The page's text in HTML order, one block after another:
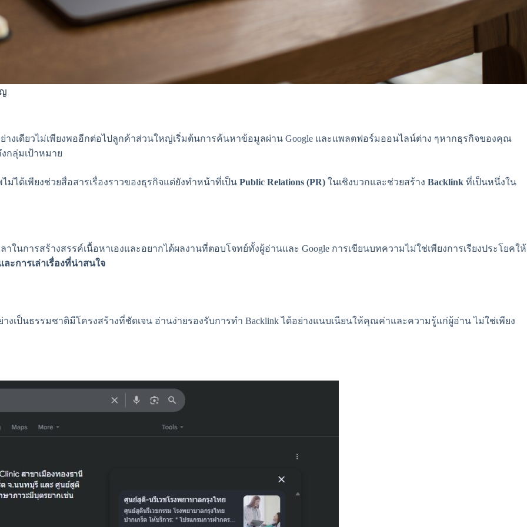
งเดียวไม่เพียงพออีกต่อไปลูกค้าส่วนใหญ่เริ่มต้นการค้นหาข้อมูลผ่าน Google และแพลตฟอร์มออนไลน์ต่าง ๆหากธุรกิจของคุณ
กลุ่มเป้าหมาย
ด้เพียงช่วยสื่อสารเรื่องราวของธุรกิจแต่ยังทำหน้าที่เป็น Public Relations (PR) ในเชิงบวกและช่วยสร้าง Backlink ที่เป็นหนึ่งใน
ในการสร้างสรรค์เนื้อหาเองและอยากได้ผลงานที่ตอบโจทย์ทั้งผู้อ่านและ Google การเขียนบทความไม่ใช่เพียงการเรียงประโยคให้
ะการเล่าเรื่องที่น่าสนใจ
เป็นธรรมชาติมีโครงสร้างที่ชัดเจน อ่านง่ายรองรับการทำ Backlink ได้อย่างแนบเนียนให้คุณค่าและความรู้แก่ผู้อ่าน ไม่ใช่เพียง